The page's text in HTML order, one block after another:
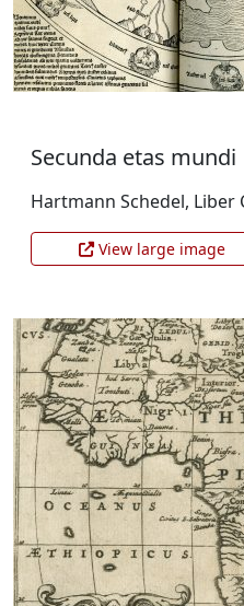
Secunda etas mundi
Hartmann Schedel, Liber
View large image